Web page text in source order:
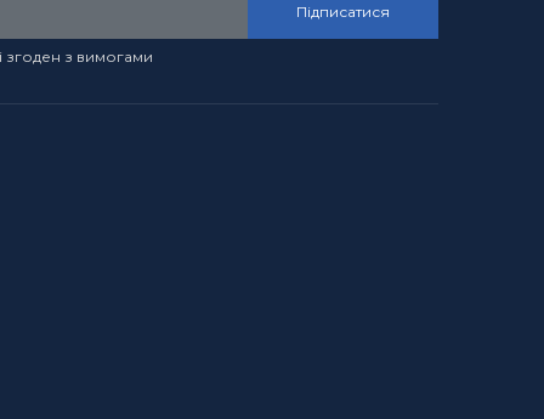
Підписатися
згоден з вимогами